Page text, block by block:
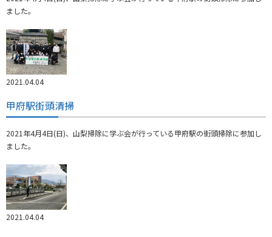
ました。
2021.04.04
甲府駅街頭清掃
2021年4月4日(日)、山梨掃除に学ぶ会が行っている甲府駅の街頭掃除に参加し
ました。
2021.04.04